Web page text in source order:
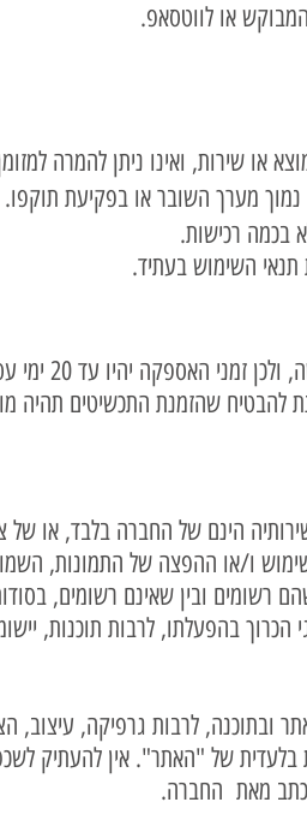
או לווטסאפ.
או שירות, ואינו ניתן להמרה
מערך השובר או בפקיעת תוקפו.
בכמה רכישות.
השימוש בעתיד.​​
הינם של החברה בלבד,
ו/או ההפצה של התמונות,
רשומים ובין שאינם רשומים,
הכרוך בהפעלתו, לרבות תוכנות,
ובתוכנה, לרבות גרפיקה, עיצוב,
בלעדית של "האתר". אין להעתיק
מאת החברה.